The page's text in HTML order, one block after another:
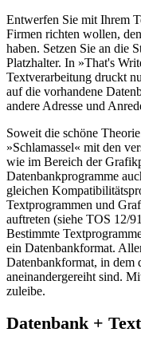
Entwerfen Sie mit Ihrem
Firmen richten wollen,
haben. Setzen Sie an die
Platzhalter. In »That's
Textverarbeitung druckt
auf die vorhandene
andere Adresse und
Soweit die schöne
»Schlamassel« mit den
wie im Bereich der
Datenbankprogramme
gleichen
Textprogrammen und
auftreten (siehe TOS 12/
Bestimmte
ein Datenbankformat.
Datenbankformat, in dem
aneinandergereiht sind.
zuleibe.
Datenbank +